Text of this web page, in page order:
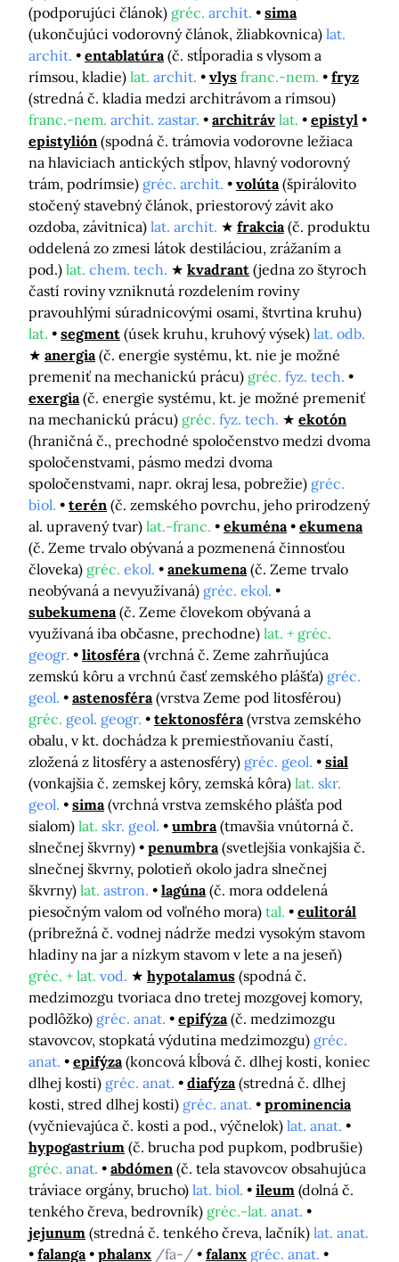
(podporujúci článok) gréc. archit.
sima
(ukončujúci vodorovný článok, žliabkovnica) lat.
archit.
entablatúra (č. stĺporadia s vlysom a
rímsou, kladie) lat. archit. vlys franc.-nem.
fryz
(stredná č. kladia medzi architrávom a rímsou)
franc.-nem. archit. zastar. architráv lat.
epistyl
epistylión (spodná č. trámovia vodorovne ležiaca
na hlaviciach antických stĺpov, hlavný vodorovný
trám, podrímsie) gréc. archit. volúta (špirálovito
stočený stavebný článok, priestorový závit ako
ozdoba, závitnica) lat. archit. frakcia (č. produktu
oddelená zo zmesi látok destiláciou, zrážaním a
pod.) lat. chem. tech. kvadrant (jedna zo štyroch
častí roviny vzniknutá rozdelením roviny
pravouhlými súradnicovými osami, štvrtina kruhu)
lat.
segment (úsek kruhu, kruhový výsek) lat. odb.
anergia (č. energie systému, kt. nie je možné
premeniť na mechanickú prácu) gréc. fyz. tech.
exergia (č. energie systému, kt. je možné premeniť
na mechanickú prácu) gréc. fyz. tech.
ekotón
(hraničná č., prechodné spoločenstvo medzi dvoma
spoločenstvami, pásmo medzi dvoma
spoločenstvami, napr. okraj lesa, pobrežie) gréc.
biol.
terén (č. zemského povrchu, jeho prirodzený
al. upravený tvar) lat.-franc. ekuména
ekumena
(č. Zeme trvalo obývaná a pozmenená činnosťou
človeka) gréc. ekol. anekumena (č. Zeme trvalo
neobývaná a nevyužívaná) gréc. ekol.
subekumena (č. Zeme človekom obývaná a
využívaná iba občasne, prechodne) lat. + gréc.
geogr.
litosféra (vrchná č. Zeme zahrňujúca
zemskú kôru a vrchnú časť zemského plášťa) gréc.
geol.
astenosféra (vrstva Zeme pod litosférou)
gréc. geol. geogr. tektonosféra (vrstva zemského
obalu, v kt. dochádza k premiestňovaniu častí,
zložená z litosféry a astenosféry) gréc. geol.
sial
(vonkajšia č. zemskej kôry, zemská kôra) lat. skr.
geol.
sima (vrchná vrstva zemského plášťa pod
sialom) lat. skr. geol. umbra (tmavšia vnútorná č.
slnečnej škvrny)
penumbra (svetlejšia vonkajšia č.
slnečnej škvrny, polotieň okolo jadra slnečnej
škvrny) lat. astron. lagúna (č. mora oddelená
piesočným valom od voľného mora) tal.
eulitorál
(príbrežná č. vodnej nádrže medzi vysokým stavom
hladiny na jar a nízkym stavom v lete a na jeseň)
gréc. + lat. vod. hypotalamus (spodná č.
medzimozgu tvoriaca dno tretej mozgovej komory,
podlôžko) gréc. anat. epifýza (č. medzimozgu
stavovcov, stopkatá výdutina medzimozgu) gréc.
anat.
epifýza (koncová kĺbová č. dlhej kosti, koniec
dlhej kosti) gréc. anat. diafýza (stredná č. dlhej
kosti, stred dlhej kosti) gréc. anat.
prominencia
(vyčnievajúca č. kosti a pod., výčnelok) lat. anat.
hypogastrium (č. brucha pod pupkom, podbrušie)
gréc. anat. abdómen (č. tela stavovcov obsahujúca
tráviace orgány, brucho) lat. biol. ileum (dolná č.
tenkého čreva, bedrovník) gréc.-lat. anat.
jejunum (stredná č. tenkého čreva, lačník) lat. anat.
falanga
phalanx /fa-/ falanx gréc. anat.